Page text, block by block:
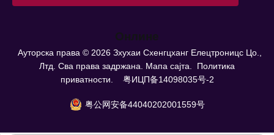
Онлине
Ауторска права © 2026Зхухаи Схенгцханг Елецтроницс Цо.,
Лтд. Сва права задржана. Мапа сајта.
Политика
приватности.
粤ИЦП备14098035号-2
粤公网安备44040202001559号